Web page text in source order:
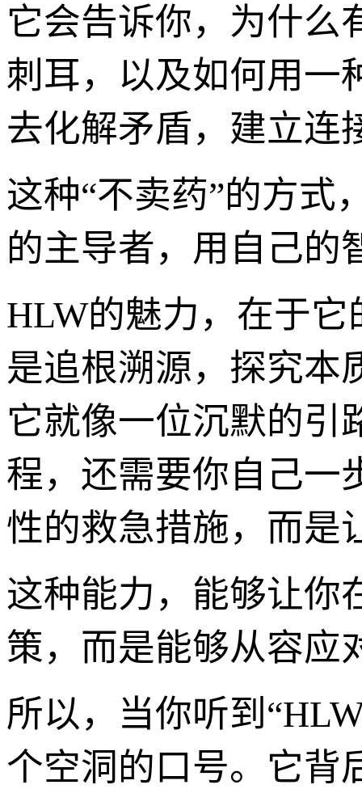
它会告诉你，为什么
刺耳，以及如何用一
去化解矛盾，建立连
这种“不卖药”的方式
的主导者，用自己的
HLW的魅力，在于
是追根溯源，探究本
它就像一位沉默的引
程，还需要你自己一
性的救急措施，而是
这种能力，能够让你
策，而是能够从容应
所以，当你听到
个空洞的口号。它背